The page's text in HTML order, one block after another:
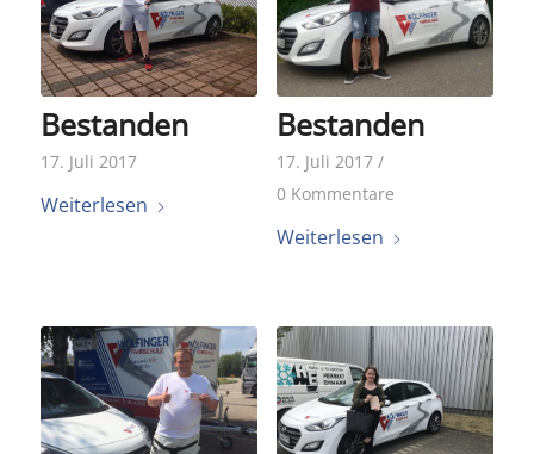
Bestanden
17. Juli 2017
Weiterlesen
Bestanden
17. Juli 2017 /
0 Kommentare
Weiterlesen